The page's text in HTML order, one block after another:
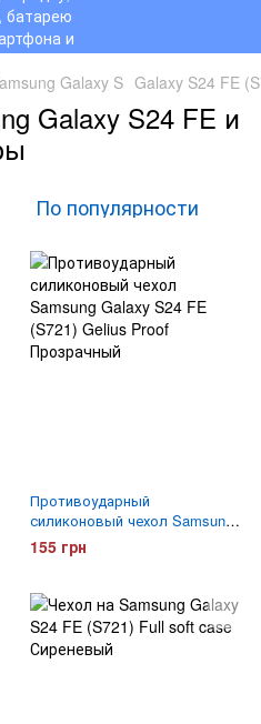
Galaxy S Galaxy S24 FE
Galaxy S24 FE и
По популярности
Противоударный
силиконовый чехол Samsung
Galaxy S24 FE (S721) Gelius
Proof Прозрачный
155 грн